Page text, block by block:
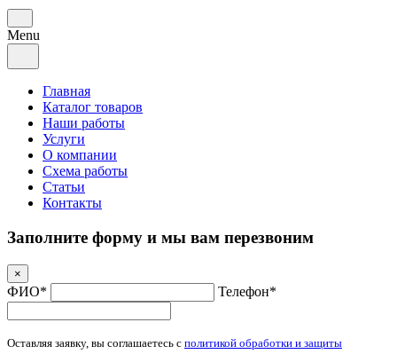
Menu
Главная
Каталог товаров
Наши работы
Услуги
О компании
Схема работы
Статьи
Контакты
Заполните форму и мы вам перезвоним
×
ФИО* Телефон*
Оставляя заявку, вы соглашаетесь с политикой обработки и защиты